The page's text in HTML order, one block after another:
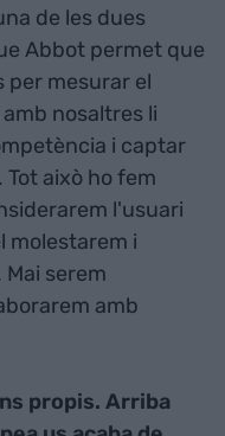
de les dues
Abbot permet que
per mesurar el
nosaltres li
i captar
això ho fem
l'usuari
molestarem i
serem
amb
propis. Arriba